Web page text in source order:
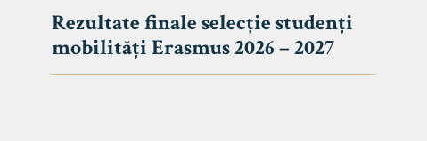
Rezultate finale selecție studenți
mobilități Erasmus 2026 – 2027